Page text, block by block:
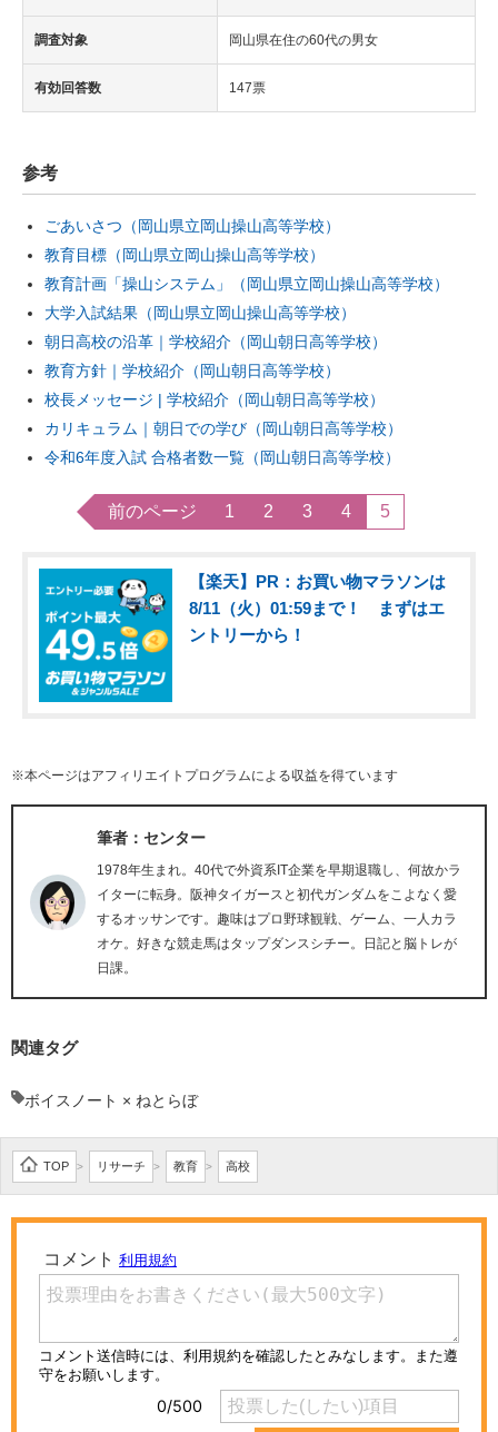
調査対象 岡山県在住の60代の男女
有効回答数 147票
参考
ごあいさつ（岡山県立岡山操山高等学校）
教育目標（岡山県立岡山操山高等学校）
教育計画「操山システム」（岡山県立岡山操山高等学校）
大学入試結果（岡山県立岡山操山高等学校）
朝日高校の沿革｜学校紹介（岡山朝日高等学校）
教育方針｜学校紹介（岡山朝日高等学校）
校長メッセージ | 学校紹介（岡山朝日高等学校）
カリキュラム｜朝日での学び（岡山朝日高等学校）
令和6年度入試 合格者数一覧（岡山朝日高等学校）
前のページ 1 2 3 4 5
【楽天】PR：お買い物マラソンは
8/11（火）01:59まで！ まずはエ
ントリーから！
※本ページはアフィリエイトプログラムによる収益を得ています
筆者：センター
1978年生まれ。40代で外資系IT企業を早期退職し、何故かラ
イターに転身。阪神タイガースと初代ガンダムをこよなく愛
するオッサンです。趣味はプロ野球観戦、ゲーム、一人カラ
オケ。好きな競走馬はタップダンスシチー。日記と脳トレが
日課。
関連タグ
ボイスノート × ねとらぼ
TOP > リサーチ > 教育 > 高校